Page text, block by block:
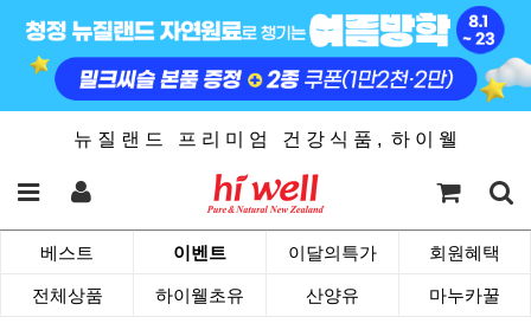
뉴 질 랜 드 프 리 미 엄 건 강 식 품 , 하 이 웰
베스트 이벤트 이달의특가 회원혜택
전체상품 하이웰초유 산양유 마누카꿀